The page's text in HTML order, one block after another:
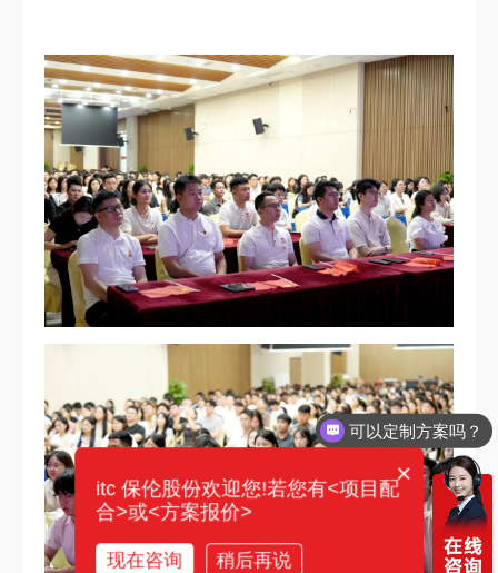
可以定制方案吗？
×
itc 保伦股份欢迎您!若您有<项目配
合>或<方案报价>
现在咨询 稍后再说